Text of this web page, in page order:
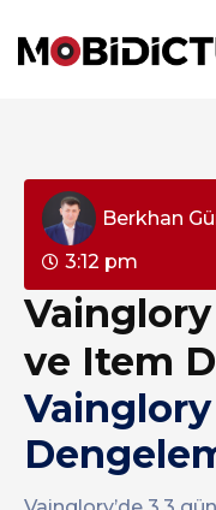
Berkhan
3:12 pm
ve Item
Vainglory